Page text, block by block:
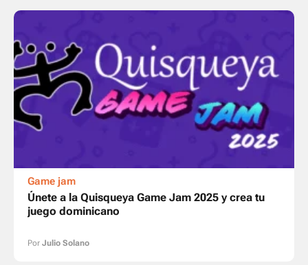
Game jam
Únete a la Quisqueya Game Jam 2025 y crea tu
juego dominicano
Por Julio Solano